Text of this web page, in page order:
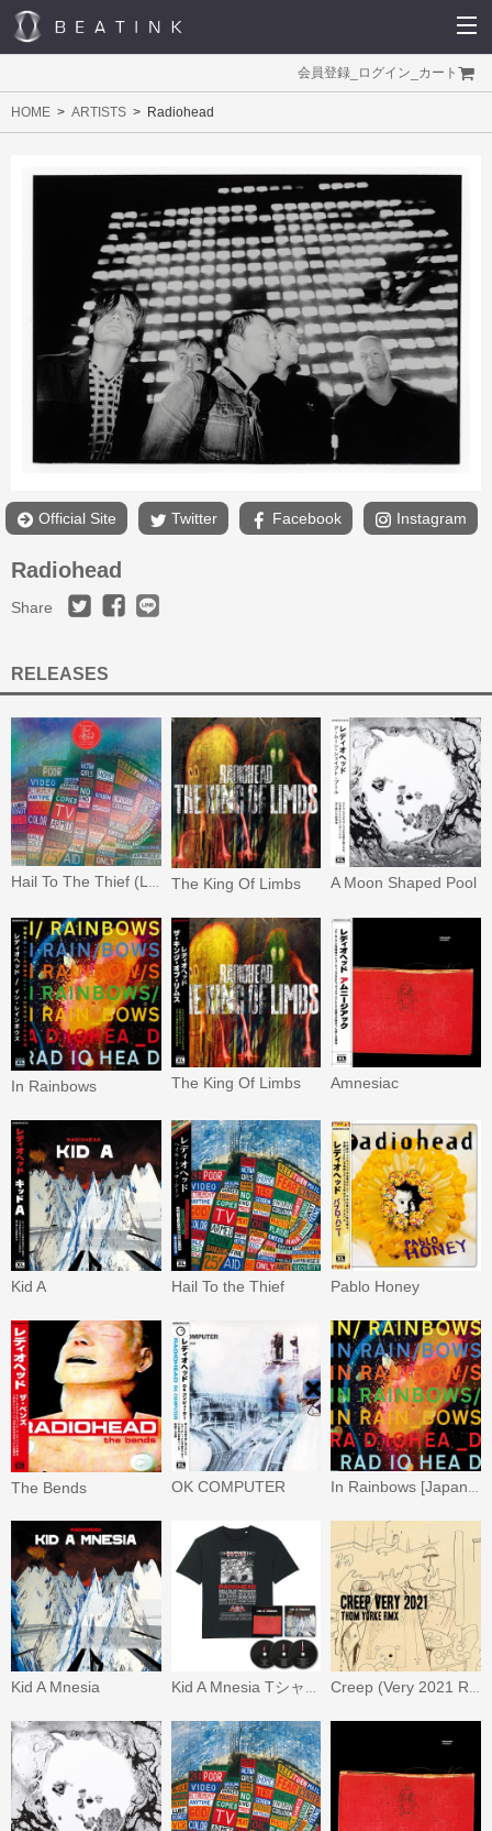
会員登録 ログイン カート
HOME ARTISTS Radiohead
Official Site Twitter Facebook Instagram
Radiohead
Share
RELEASES
The King Of Limbs A Moon Shaped Pool
In Rainbows The King Of Limbs Amnesiac
Kid A Hail To the Thief Pablo Honey
The Bends OK COMPUTER In Rainbows [Japanese Expanded Edition]
Kid A Mnesia Kid A Mnesia Tシャツ付限定盤 Creep (Very 2021 Rmx)